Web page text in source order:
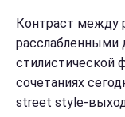
Контраст
расслабленными
стилистической
сочетаниях
street style-